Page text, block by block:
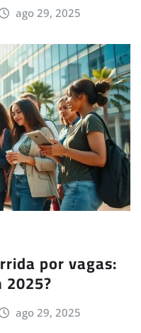
ago 29, 2025
por vagas:
ago 29, 2025